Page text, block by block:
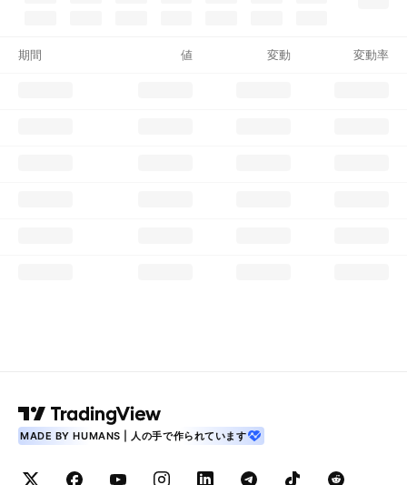
期間 値 変動 変動率
MADE BY HUMANS | 人の手で作られています